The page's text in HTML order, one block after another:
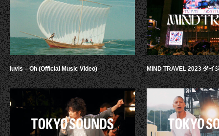
luvis – Oh (Official Music Video) MIND TRAVEL 2023 ダイ